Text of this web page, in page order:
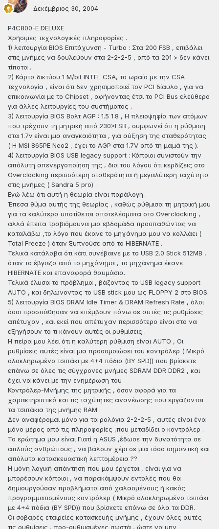
Δεκέμβριος 30, 2004
P4C800-E DELUXE
Χρήσιμες τεχνολογικές πληροφορίες .
1) λειτουργία BIOS Επιτάχυνση - Turbo : Στα 200 FSB , επιβάλει
στις μνήμες να δουλεύουν στα 2-2-2-5 , από τα 201 > δεν κάνει
τίποτα .
2) Κάρτα δικτύου 1 M/bit INTEL CSA, το ωραίο με την CSA
τεχνολογία , είναι ότι δεν χρησιμοποιεί τον PCI δίαυλο , για να
επικοινωνία με το Chipset , αφήνοντας έτσι το PCI Bus ελεύθερο
για άλλες λειτουργίες του συστήματος .
3) λειτουργία BIOS Βολτ AGP : 1.5 1.8 , Η πλειοψηφία των ατόμων
που τρέχουν τη μητρική από 230>FSB , συμφωνεί ότι η ρύθμιση
στα 1.7v είναι μια αναγκαιότητα , για αύξηση της σταθερότητας .
( Η MSI 865PE Neo2 , έχει το AGP στα 1.7V από τη μαμά της ).
4) λειτουργία BIOS USB legacy support : Κάποιοι συνιστούν την
απόλυτη απενεργοποίηση της , δια του λόγου ότι κερδίζεις στο
Overclocking περισσότερη σταθερότητα ή μεγαλύτερη ταχύτητα
στις μνήμες ( Sandra 5 pro) .
Εγώ λέω ότι αυτή η θεωρία είναι παράλογη .
Έπεσα θύμα αυτής της θεωρίας , καθώς ρύθμισα τη μητρική μου
για τα καλύτερα υποτίθεται αποτελέσματα στο Overclocking ,
αλλά έπειτα τραβιόμουνα μια εβδομάδα προσπαθώντας να
καταλάβω ,το λόγο που έκανε το μηχάνημα μου να κολλάει (
Total Freeze ) όταν ξυπνούσε από το HIBERNATE .
Τελικά κατάλαβα ότι κάτι συνέβαινε με το USB 2.0 Stick 512MB ,
όταν το έβγαζα από το μηχάνημα , το μηχάνημα έκανε
HIBERNATE και επαναφορά θαυμάσια.
Τελικά έλυσα το πρόβλημα , βάζοντας το USB legacy support
AUTO , και δηλώνοντας το USB stick μου ως FLOPPY 2 στο BIOS.
5) λειτουργία BIOS DRAM Idle Timer & DRAM Refresh Rate , όλοι
όσοι προσπάθησαν να επέμβουν πάνω σε αυτές τις ρυθμίσεις
απέτυχαν , και εκεί που απέτυχαν περισσότερο είναι στο να
εξηγήσουν το τι κάνουν αυτές οι ρυθμίσεις .
Η πείρα μου λέει ότι η καλύτερη ρύθμιση είναι AUTO , Οι
ρυθμίσεις αυτές είναι μια προσομοιώσει του κοντρόλερ ( Μικρό
ολοκληρωμένο τσιπάκι με 4+4 πόδια (BY SPD)) που βρίσκετε
επάνω σε όλες τις σύγχρονες μνήμες SDRAM DDR DDR2 , και
έχει να κάνει με την ενημέρωση του
Κοντρόλερ-Μνήμης της μητρικής , όσον αφορά για τα
χαρακτηριστικά και τις ταχύτητες ανανέωσης που εργάζονται
τα τσιπάκια της μνήμης RAM .
Δεν αναφέρομαι μόνο για τα ρολόγια 2-2-2-5 , αυτές είναι ένα
μόνο μέρος από τις πληροφορίες ,που μεταδίδει ο κοντρόλερ .
Το ερώτημα μου είναι Γιατί η ASUS ,έδωσε την δυνατότητα σε
απλούς ανθρώπους , να βάλουν χέρι σε μια τόσο σημαντική και
απόλυτα κατασκευαστική λεπτομέρεια ??
Η μόνη λογική απάντηση που μου έρχεται , είναι για να
μπορέσουν κάποιοι , να παρακάμψουν εντολές που θα
δημιουργούσαν προβλήματα από χαλασμένους ή κακός
προγραμματισμένους κοντρόλερ ( Μικρό ολοκληρωμένο τσιπάκι
με 4+4 πόδια (BY SPD)) που βρίσκετε επάνω σε όλα τα DDR.
Οι σοβαρές εταιρείες κατασκευής μνήμης , έχουν όλες αυτές
τις ρυθμίσεις , προ-ρυθμισμένες σωστά , ώστε να μην